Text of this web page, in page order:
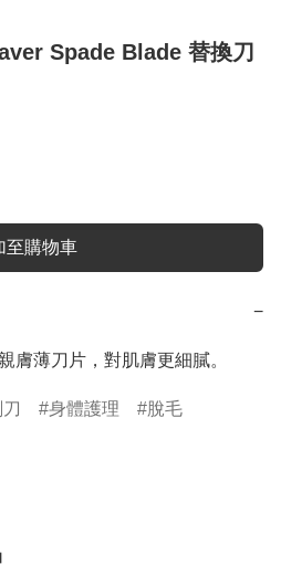
Spade Blade 替換刀
至購物車
−
膚薄刀片，對肌膚更細膩。
身體護理
脫毛